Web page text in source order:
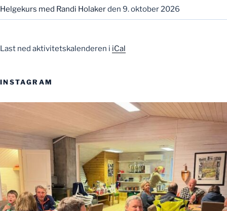
Helgekurs med Randi Holakerden 9. oktober 2026
Last ned aktivitetskalenderen i iCal
INSTAGRAM